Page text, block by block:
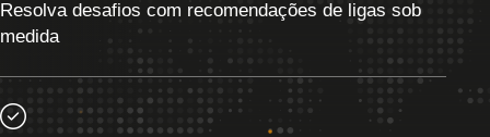
Resolva desafios com recomendações de ligas sob
medida